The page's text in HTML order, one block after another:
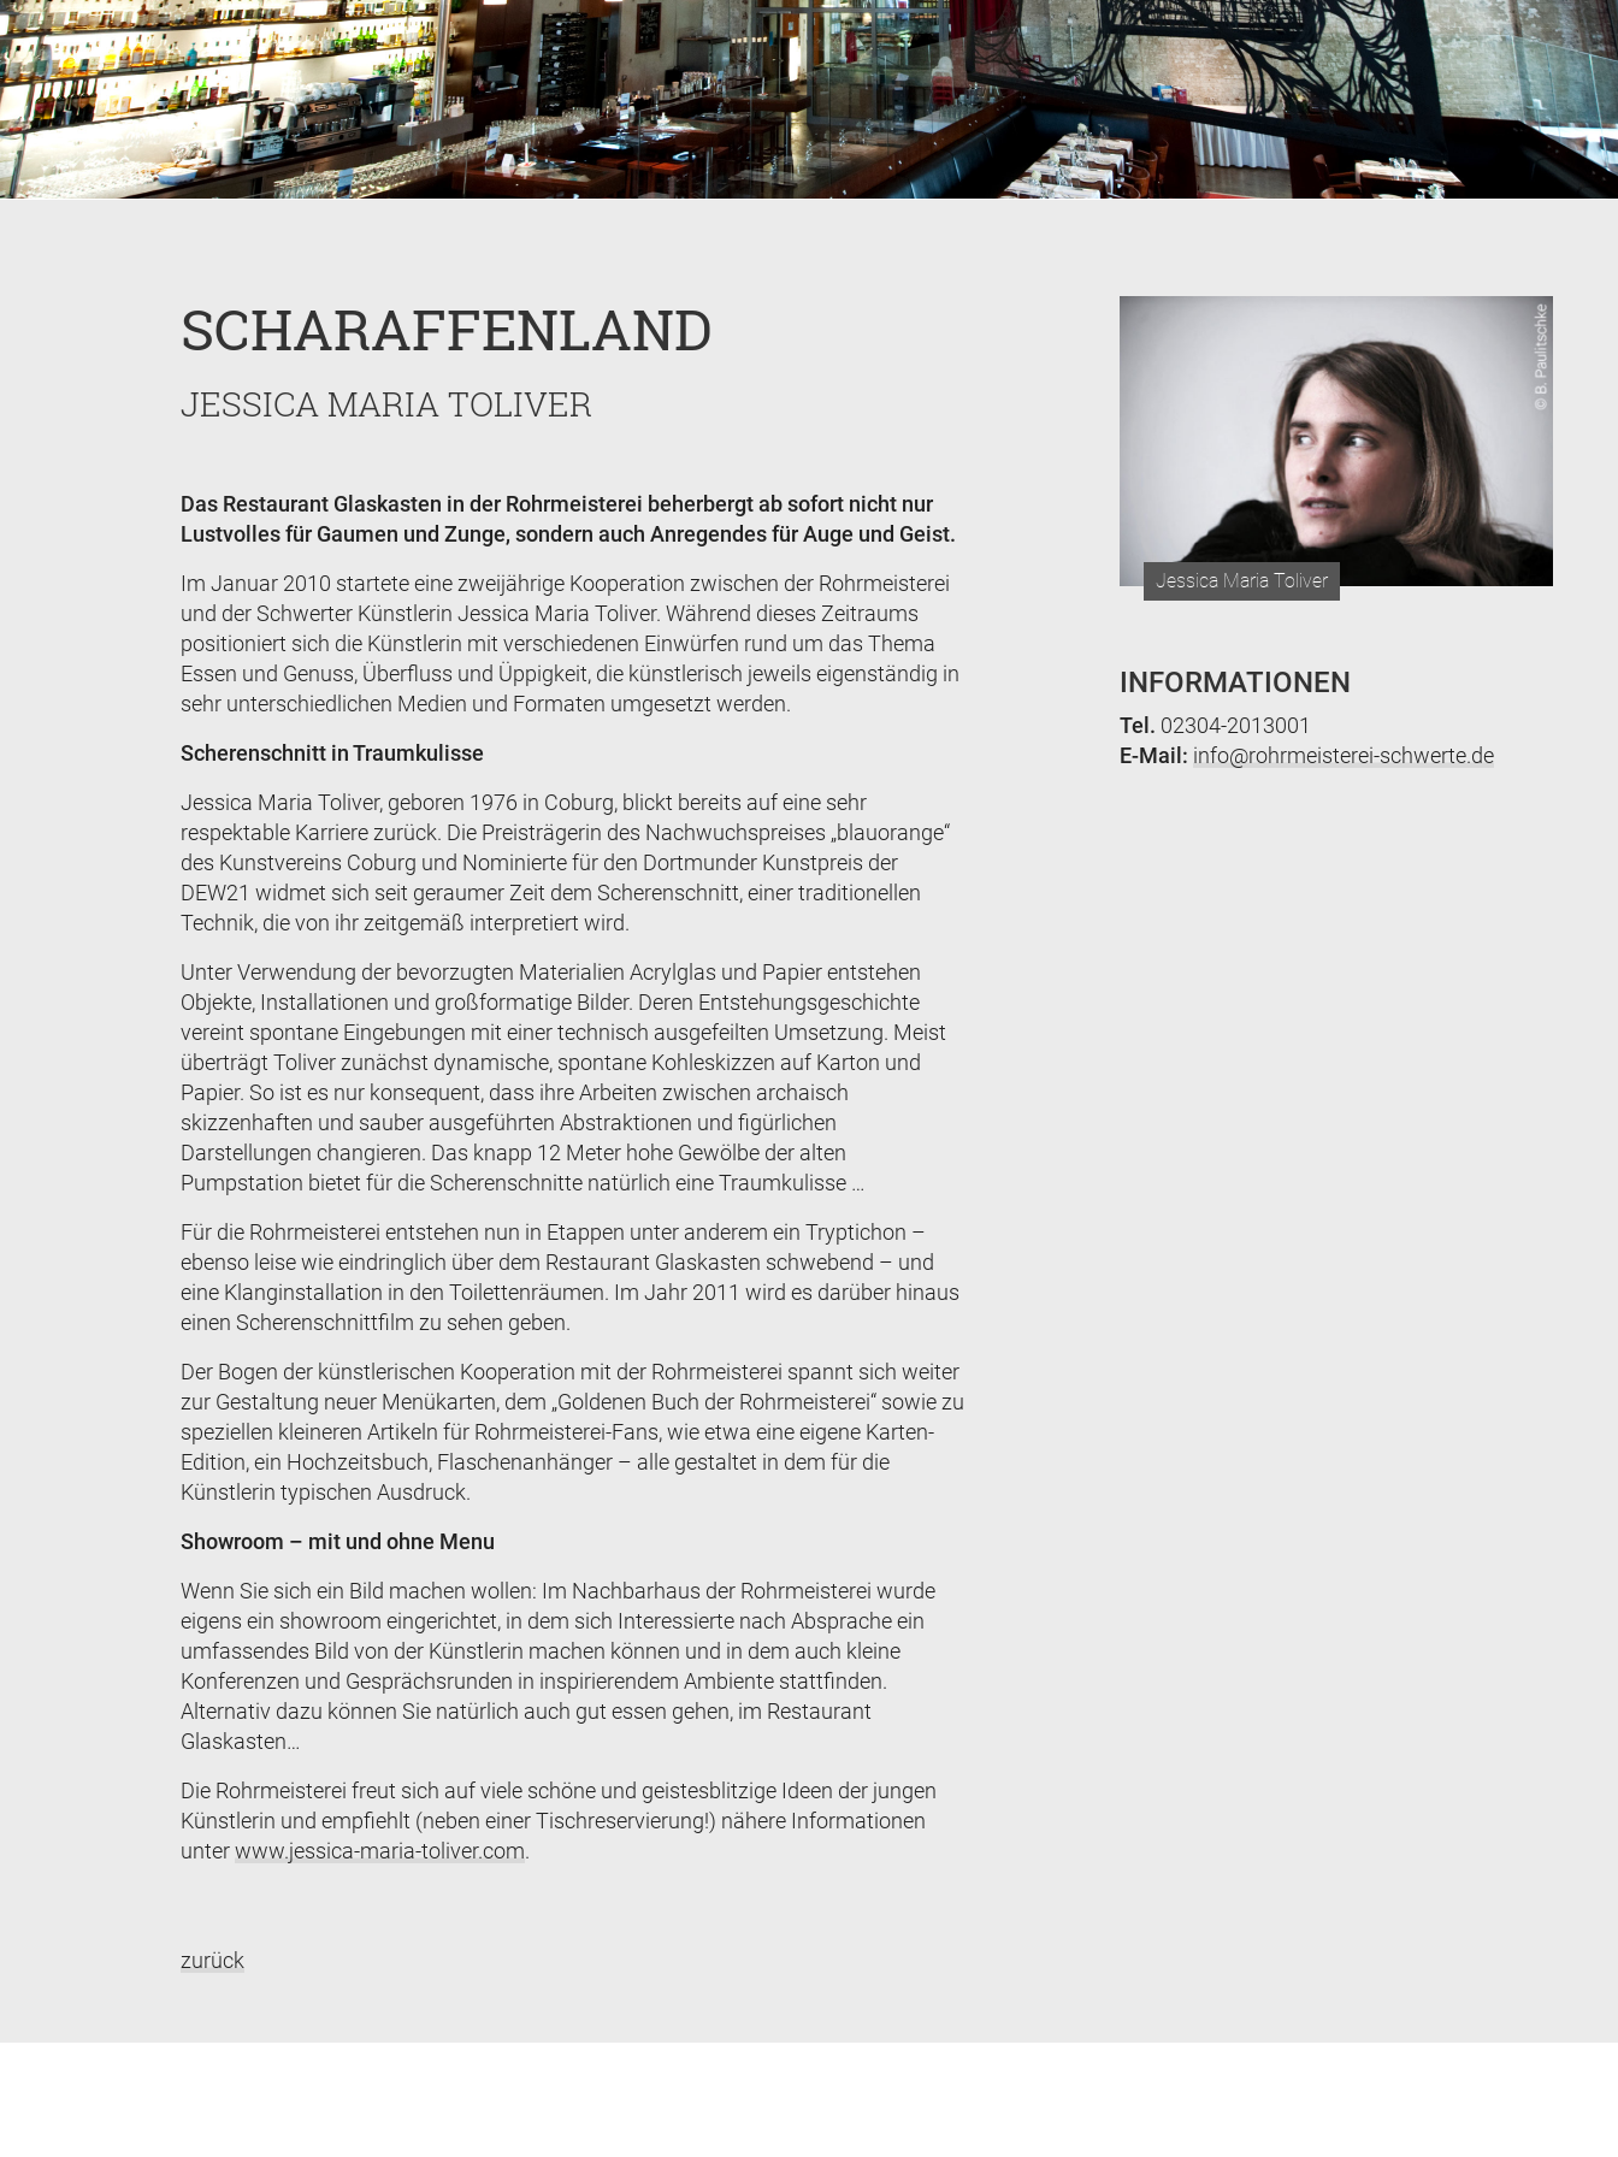
SCHARAFFENLAND
JESSICA MARIA TOLIVER
Das Restaurant Glaskasten in der Rohrmeisterei beherbergt ab sofort nicht nur
Lustvolles für Gaumen und Zunge, sondern auch Anregendes für Auge und Geist.
Im Januar 2010 startete eine zweijährige Kooperation zwischen der Rohrmeisterei
und der Schwerter Künstlerin Jessica Maria Toliver. Während dieses Zeitraums
positioniert sich die Künstlerin mit verschiedenen Einwürfen rund um das Thema
Essen und Genuss, Überfluss und Üppigkeit, die künstlerisch jeweils eigenständig in
sehr unterschiedlichen Medien und Formaten umgesetzt werden.
Scherenschnitt in Traumkulisse
Jessica Maria Toliver, geboren 1976 in Coburg, blickt bereits auf eine sehr
respektable Karriere zurück. Die Preisträgerin des Nachwuchspreises „blauorange“
des Kunstvereins Coburg und Nominierte für den Dortmunder Kunstpreis der
DEW21 widmet sich seit geraumer Zeit dem Scherenschnitt, einer traditionellen
Technik, die von ihr zeitgemäß interpretiert wird.
Unter Verwendung der bevorzugten Materialien Acrylglas und Papier entstehen
Objekte, Installationen und großformatige Bilder. Deren Entstehungsgeschichte
vereint spontane Eingebungen mit einer technisch ausgefeilten Umsetzung. Meist
überträgt Toliver zunächst dynamische, spontane Kohleskizzen auf Karton und
Papier. So ist es nur konsequent, dass ihre Arbeiten zwischen archaisch
skizzenhaften und sauber ausgeführten Abstraktionen und figürlichen
Darstellungen changieren. Das knapp 12 Meter hohe Gewölbe der alten
Pumpstation bietet für die Scherenschnitte natürlich eine Traumkulisse …
Für die Rohrmeisterei entstehen nun in Etappen unter anderem ein Tryptichon –
ebenso leise wie eindringlich über dem Restaurant Glaskasten schwebend – und
eine Klanginstallation in den Toilettenräumen. Im Jahr 2011 wird es darüber hinaus
einen Scherenschnittfilm zu sehen geben.
Der Bogen der künstlerischen Kooperation mit der Rohrmeisterei spannt sich weiter
zur Gestaltung neuer Menükarten, dem „Goldenen Buch der Rohrmeisterei“ sowie zu
speziellen kleineren Artikeln für Rohrmeisterei-Fans, wie etwa eine eigene Karten-
Edition, ein Hochzeitsbuch, Flaschenanhänger – alle gestaltet in dem für die
Künstlerin typischen Ausdruck.
Showroom – mit und ohne Menu
Wenn Sie sich ein Bild machen wollen: Im Nachbarhaus der Rohrmeisterei wurde
eigens ein showroom eingerichtet, in dem sich Interessierte nach Absprache ein
umfassendes Bild von der Künstlerin machen können und in dem auch kleine
Konferenzen und Gesprächsrunden in inspirierendem Ambiente stattfinden.
Alternativ dazu können Sie natürlich auch gut essen gehen, im Restaurant
Glaskasten…
Die Rohrmeisterei freut sich auf viele schöne und geistesblitzige Ideen der jungen
Künstlerin und empfiehlt (neben einer Tischreservierung!) nähere Informationen
unterwww.jessica-maria-toliver.com.
Jessica Maria Toliver
INFORMATIONEN
Tel. 02304-2013001
E-Mail: info@rohrmeisterei-schwerte.de
zurück